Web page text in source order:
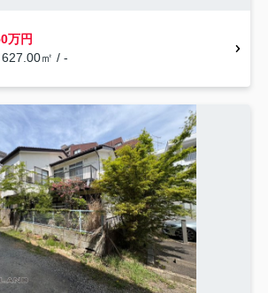
万円
㎡ / -